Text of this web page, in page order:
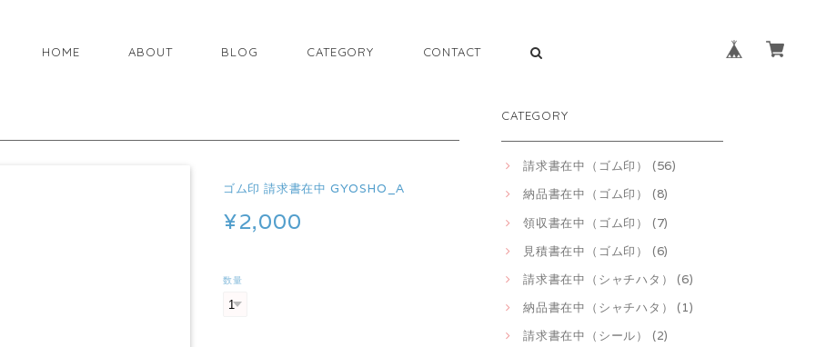
HOME ABOUT BLOG CATEGORY CONTACT
ゴム印 請求書在中 GYOSHO_A
¥2,000
数量
CATEGORY
請求書在中（ゴム印） (56)
納品書在中（ゴム印） (8)
領収書在中（ゴム印） (7)
見積書在中（ゴム印） (6)
請求書在中（シャチハタ） (6)
納品書在中（シャチハタ） (1)
請求書在中（シール） (2)